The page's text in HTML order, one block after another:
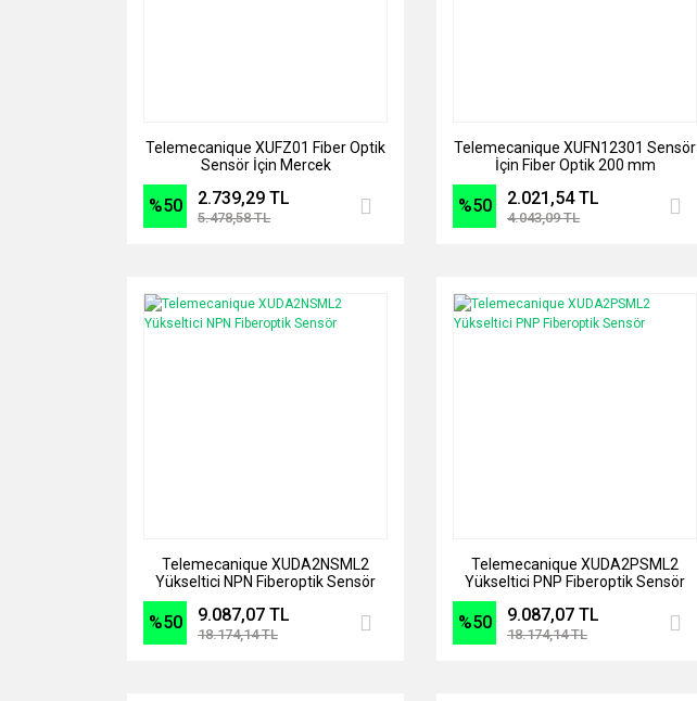
Telemecanique XUFZ01 Fiber Optik
Sensör İçin Mercek
%50 2.739,29 TL
5.478,58 TL
Telemecanique XUFN12301 Sensör
İçin Fiber Optik 200 mm
%50 2.021,54 TL
4.043,09 TL
Telemecanique XUDA2NSML2
Yükseltici NPN Fiberoptik Sensör
%50 9.087,07 TL
18.174,14 TL
Telemecanique XUDA2PSML2
Yükseltici PNP Fiberoptik Sensör
%50 9.087,07 TL
18.174,14 TL